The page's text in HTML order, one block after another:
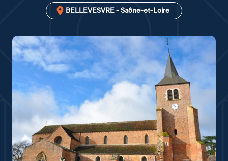
BELLEVESVRE - Saône-et-Loire